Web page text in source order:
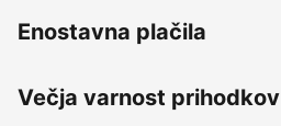
Enostavna plačila
Večja varnost prihodkov